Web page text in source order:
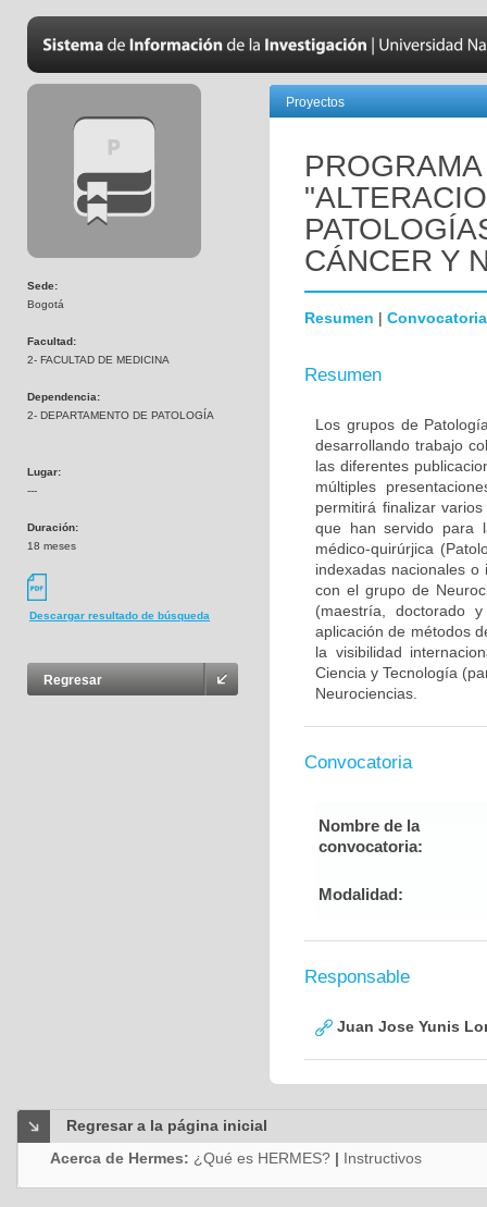
Sede:
Bogotá
Facultad:
2- FACULTAD DE MEDICINA
Dependencia:
2- DEPARTAMENTO DE PATOLOGÍA
Lugar:
---
Duración:
18 meses
Descargar resultado de búsqueda
Regresar
Proyectos
CÁNCER Y
Resumen | Convocatoria
Resumen
Los grupos de
desarrollando trabajo
las diferentes
múltiples
permitirá finalizar
que han servido para
médico-quirúrjica
indexadas nacionales
con el grupo de
(maestría, doctorado
aplicación de métodos
la visibilidad
Ciencia y Tecnología
Neurociencias.
Convocatoria
Nombre de la
convocatoria:
Modalidad:
Responsable
Juan Jose Yunis
Regresar a la página inicial
Acerca de Hermes: ¿Qué es HERMES? | Instructivos